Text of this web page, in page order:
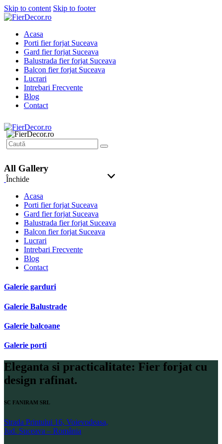
Skip to content Skip to footer
Acasa
Porti fier forjat Suceava
Gard fier forjat Suceava
Balustrada fier forjat Suceava
Balcon fier forjat Suceava
Lucrari
Intrebari Frecvente
Blog
Contact
All Gallery
Închide
Acasa
Porti fier forjat Suceava
Gard fier forjat Suceava
Balustrada fier forjat Suceava
Balcon fier forjat Suceava
Lucrari
Intrebari Frecvente
Blog
Contact
Galerie garduri
Galerie Balustrade
Galerie balcoane
Galerie porti
Eleganta si practicalitate: Fier forjat cu
design rafinat.
SC FANIRAM SRL
Strada Printului 16, Voievodeasa,
Jud. Suceava – România